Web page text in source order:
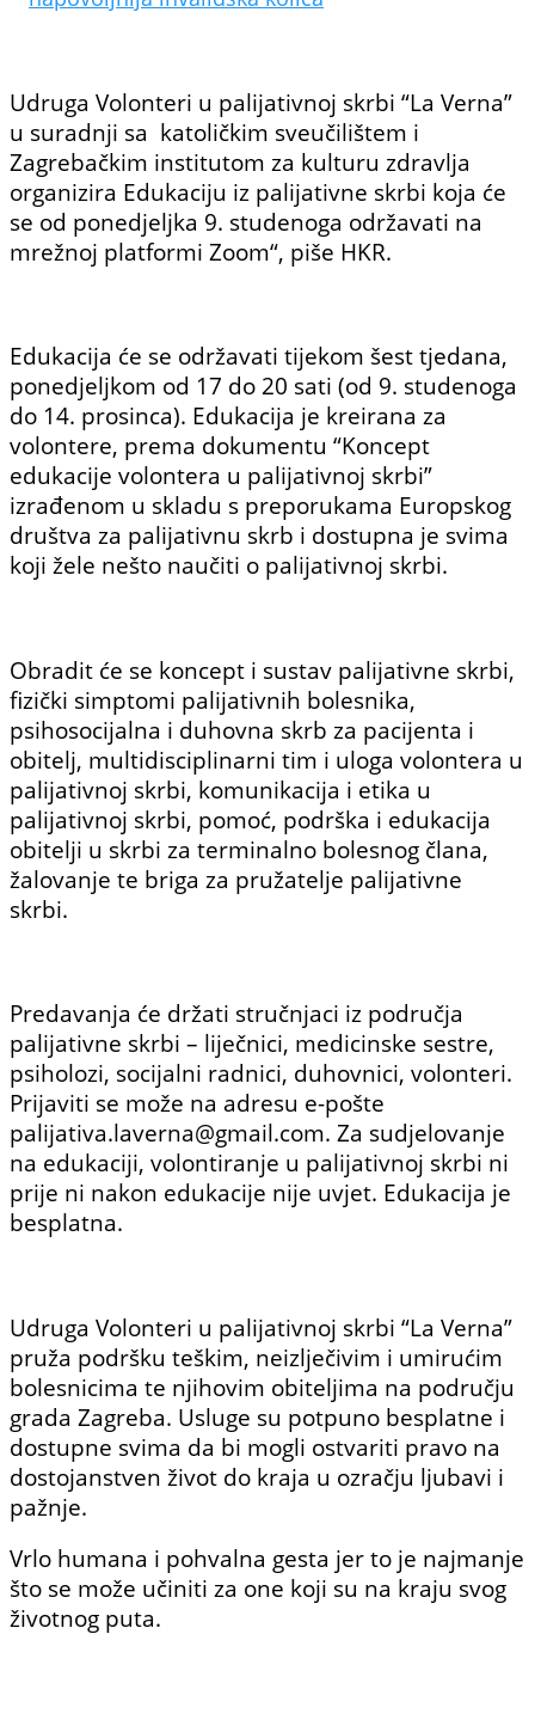
Udruga Volonteri u palijativnoj skrbi “La Verna”
u suradnji sa katoličkim sveučilištem i
Zagrebačkim institutom za kulturu zdravlja
organizira Edukaciju iz palijativne skrbi koja će
se od ponedjeljka 9. studenoga održavati na
mrežnoj platformi Zoom“, piše HKR.
Edukacija će se održavati tijekom šest tjedana,
ponedjeljkom od 17 do 20 sati (od 9. studenoga
do 14. prosinca). Edukacija je kreirana za
volontere, prema dokumentu “Koncept
edukacije volontera u palijativnoj skrbi”
izrađenom u skladu s preporukama Europskog
društva za palijativnu skrb i dostupna je svima
koji žele nešto naučiti o palijativnoj skrbi.
Obradit će se koncept i sustav palijativne skrbi,
fizički simptomi palijativnih bolesnika,
psihosocijalna i duhovna skrb za pacijenta i
obitelj, multidisciplinarni tim i uloga volontera u
palijativnoj skrbi, komunikacija i etika u
palijativnoj skrbi, pomoć, podrška i edukacija
obitelji u skrbi za terminalno bolesnog člana,
žalovanje te briga za pružatelje palijativne
skrbi.
Predavanja će držati stručnjaci iz područja
palijativne skrbi – liječnici, medicinske sestre,
psiholozi, socijalni radnici, duhovnici, volonteri.
Prijaviti se može na adresu e-pošte
palijativa.laverna@gmail.com. Za sudjelovanje
na edukaciji, volontiranje u palijativnoj skrbi ni
prije ni nakon edukacije nije uvjet. Edukacija je
besplatna.
Udruga Volonteri u palijativnoj skrbi “La Verna”
pruža podršku teškim, neizlječivim i umirućim
bolesnicima te njihovim obiteljima na području
grada Zagreba. Usluge su potpuno besplatne i
dostupne svima da bi mogli ostvariti pravo na
dostojanstven život do kraja u ozračju ljubavi i
pažnje.
Vrlo humana i pohvalna gesta jer to je najmanje
što se može učiniti za one koji su na kraju svog
životnog puta.